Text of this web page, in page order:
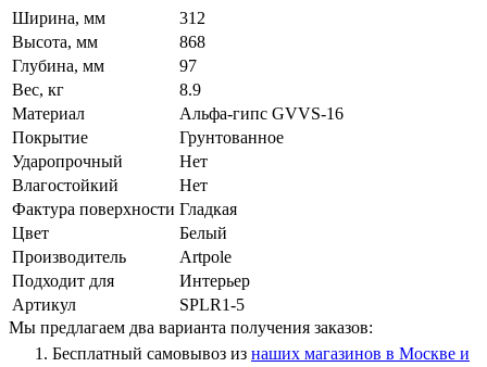
Ширина, мм
312
Высота, мм
868
Глубина, мм
97
Вес, кг
8.9
Материал
Альфа-гипс GVVS-16
Покрытие
Грунтованное
Ударопрочный
Нет
Влагостойкий
Нет
Фактура поверхности Гладкая
Цвет
Белый
Производитель
Artpole
Подходит для
Интерьер
Артикул
SPLR1-5
Мы предлагаем два варианта получения заказов:
Бесплатный самовывоз из наших магазинов в Москве и